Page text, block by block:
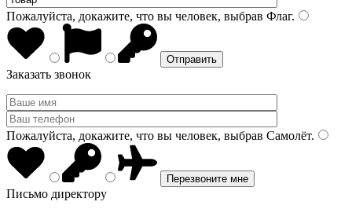
Пожалуйста, докажите, что вы человек, выбрав Флаг.
Заказать звонок
Пожалуйста, докажите, что вы человек, выбрав Самолёт.
Письмо директору